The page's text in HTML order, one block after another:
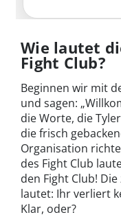
Wie lautet
Fight Club?
Beginnen wir mit
und sagen:
die Worte, die
die frisch
Organisation
des Fight Club
den Fight Club!
lautet: Ihr verliert
Klar, oder?